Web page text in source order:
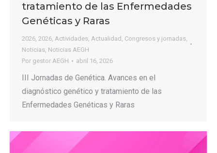
tratamiento de las Enfermedades
Genéticas y Raras
2026, 2026, Actividades, Actualidad , Congresos y jornadas,
Noticias, Noticias AEGH
Por gestor AEGH abril 16, 2026
III Jornadas de Genética. Avances en el
diagnóstico genético y tratamiento de las
Enfermedades Genéticas y Raras